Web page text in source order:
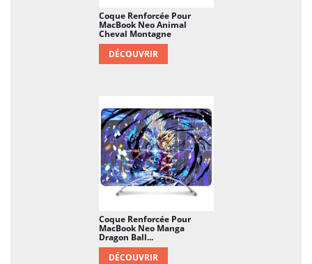
Coque Renforcée Pour
MacBook Neo Animal
Cheval Montagne
DÉCOUVRIR
Coque Renforcée Pour
MacBook Neo Manga
Dragon Ball...
DÉCOUVRIR